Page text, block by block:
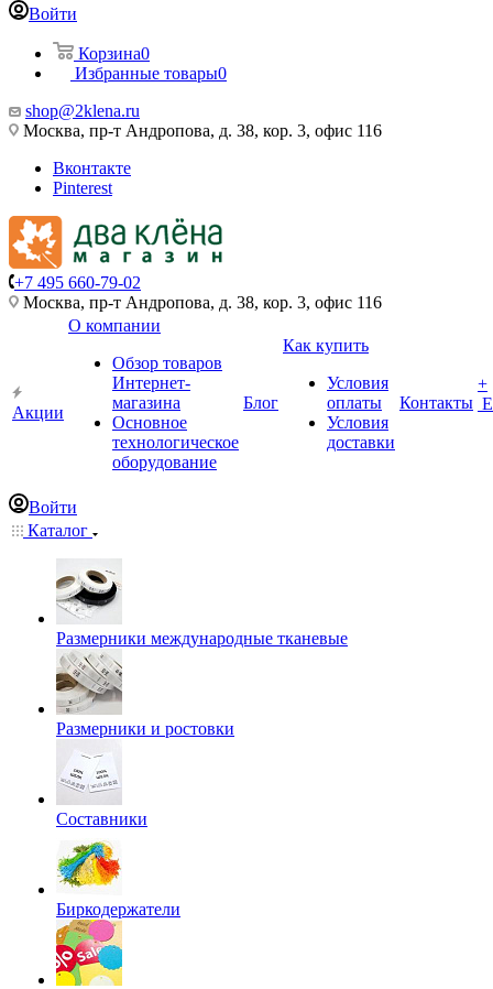
Войти
Корзина0
Избранные товары0
shop@2klena.ru
Москва, пр-т Андропова, д. 38, кор. 3, офис 116
Вконтакте
Pinterest
+7 495 660-79-02
Москва, пр-т Андропова, д. 38, кор. 3, офис 116
Акции
О компании
Обзор товаров
Интернет-
магазина
Основное
технологическое
оборудование
Блог
Как купить
Условия
оплаты
Условия
доставки
Контакты
+
Войти
Каталог
Размерники международные тканевые
Размерники и ростовки
Составники
Биркодержатели